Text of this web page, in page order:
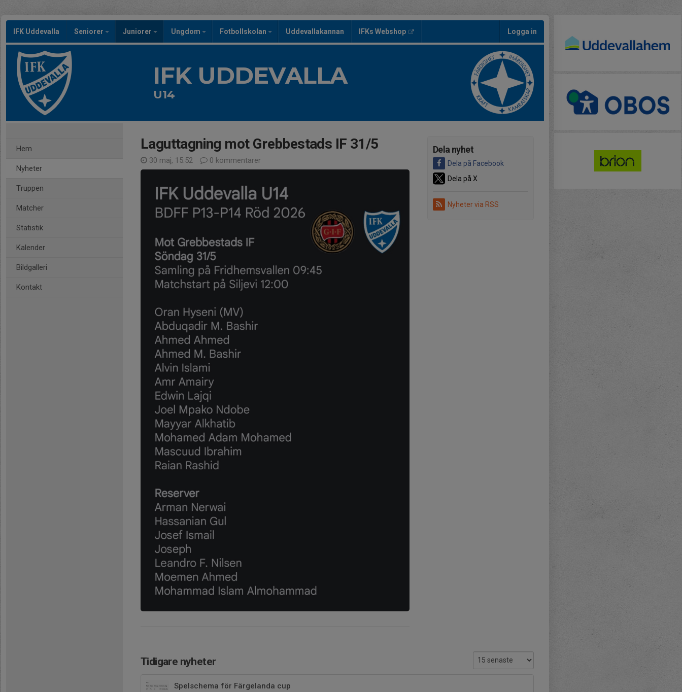
IFK Uddevalla Seniorer Juniorer Ungdom Fotbollskolan Uddevallakannan IFKs Webshop Logga in
IFK UDDEVALLA
U14
Hem
Nyheter
Truppen
Matcher
Statistik
Kalender
Bildgalleri
Kontakt
Dela nyhet
Dela på Facebook
Dela på X
Nyheter via RSS
Laguttagning mot Grebbestads IF 31/5
30 maj, 15:52 0 kommentarer
Tidigare nyheter
Spelschema för Färgelanda cup